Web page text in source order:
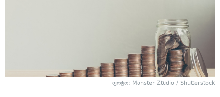
ფოტო: Monster Ztudio / Shutterstock